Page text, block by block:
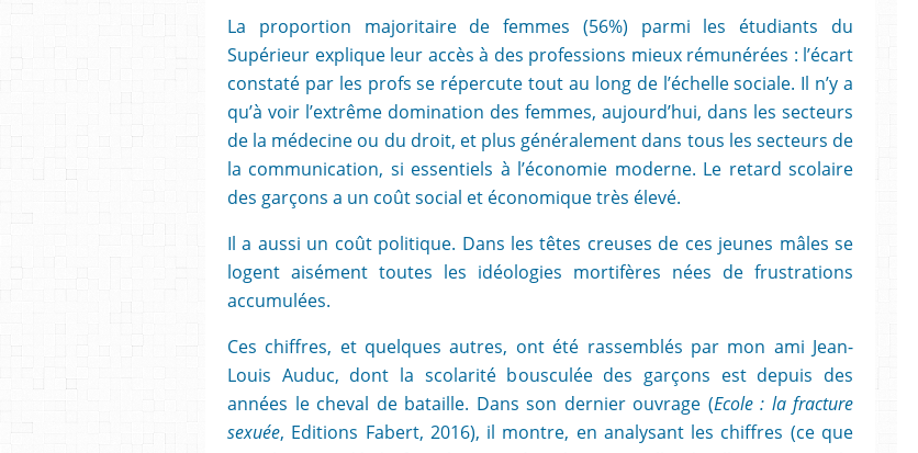
La proportion majoritaire de femmes (56%) parmi les étudiants du
Supérieur explique leur accès à des professions mieux rémunérées : l’écart
constaté par les profs se répercute tout au long de l’échelle sociale. Il n’y a
qu’à voir l’extrême domination des femmes, aujourd’hui, dans les secteurs
de la médecine ou du droit, et plus généralement dans tous les secteurs de
la communication, si essentiels à l’économie moderne. Le retard scolaire
des garçons a un coût social et économique très élevé.
Il a aussi un coût politique. Dans les têtes creuses de ces jeunes mâles se
logent aisément toutes les idéologies mortifères nées de frustrations
accumulées.
Ces chiffres, et quelques autres, ont été rassemblés par mon ami Jean-
Louis Auduc, dont la scolarité bousculée des garçons est depuis des
années le cheval de bataille. Dans son dernier ouvrage (Ecole : la fracture
sexuée, Editions Fabert, 2016), il montre, en analysant les chiffres (ce que